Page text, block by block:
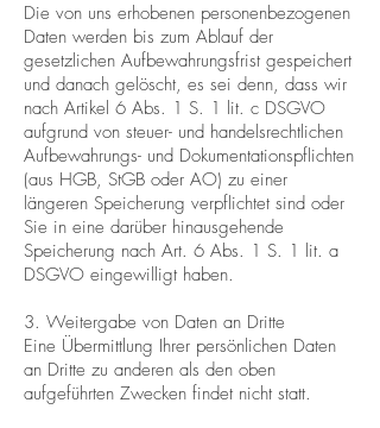
Die von uns erhobenen personenbezogenen
Daten werden bis zum Ablauf der
gesetzlichen Aufbewahrungsfrist gespeichert
und danach gelöscht, es sei denn, dass wir
nach Artikel 6 Abs. 1 S. 1 lit. c DSGVO
aufgrund von steuer- und handelsrechtlichen
Aufbewahrungs- und Dokumentationspflichten
(aus HGB, StGB oder AO) zu einer
längeren Speicherung verpflichtet sind oder
Sie in eine darüber hinausgehende
Speicherung nach Art. 6 Abs. 1 S. 1 lit. a
DSGVO eingewilligt haben.
3. Weitergabe von Daten an Dritte
Eine Übermittlung Ihrer persönlichen Daten
an Dritte zu anderen als den oben
aufgeführten Zwecken findet nicht statt.